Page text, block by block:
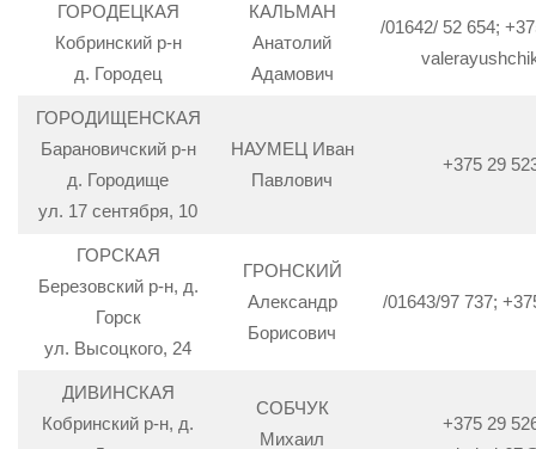
ГОРОДЕЦКАЯ
Кобринский р-н
д. Городец
КАЛЬМАН
Анатолий
Адамович
/01642/ 52 654;
ГОРОДИЩЕНСКАЯ
Барановичский р-н
д. Городище
ул. 17 сентября, 10
НАУМЕЦ Иван
Павлович
+375 29
ГОРСКАЯ
Березовский р-н, д.
Горск
ул. Высоцкого, 24
ГРОНСКИЙ
Александр
Борисович
/01643/97 737;
ДИВИНСКАЯ
Кобринский р-н, д.
СОБЧУК
Михаил
+375 29